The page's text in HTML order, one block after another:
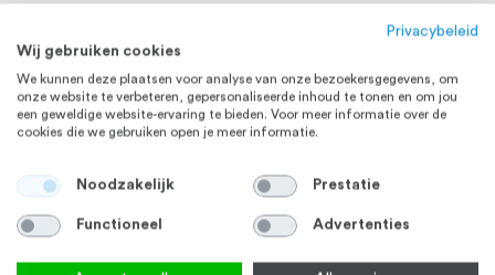
Privacybeleid
Wij gebruiken cookies
We kunnen deze plaatsen voor analyse van onze bezoekersgegevens, om
onze website te verbeteren, gepersonaliseerde inhoud te tonen en om jou
een geweldige website-ervaring te bieden. Voor meer informatie over de
cookies die we gebruiken open je meer informatie.
Noodzakelijk Prestatie
Functioneel Advertenties